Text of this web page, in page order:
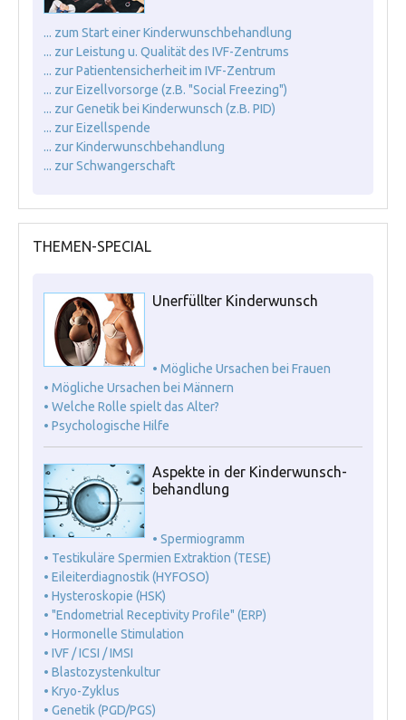
... zum Start einer Kinderwunschbehandlung
... zur Leistung u. Qualität des IVF-Zentrums
... zur Patientensicherheit im IVF-Zentrum
... zur Eizellvorsorge (z.B. "Social Freezing")
... zur Genetik bei Kinderwunsch (z.B. PID)
... zur Eizellspende
... zur Kinderwunschbehandlung
... zur Schwangerschaft
THEMEN-SPECIAL
Unerfüllter Kinderwunsch
• Mögliche Ursachen bei Frauen
• Mögliche Ursachen bei Männern
• Welche Rolle spielt das Alter?
• Psychologische Hilfe
Aspekte in der Kinderwunsch-
behandlung
• Spermiogramm
• Testikuläre Spermien Extraktion (TESE)
• Eileiterdiagnostik (HYFOSO)
• Hysteroskopie (HSK)
• "Endometrial Receptivity Profile" (ERP)
• Hormonelle Stimulation
• IVF / ICSI / IMSI
• Blastozystenkultur
• Kryo-Zyklus
• Genetik (PGD/PGS)